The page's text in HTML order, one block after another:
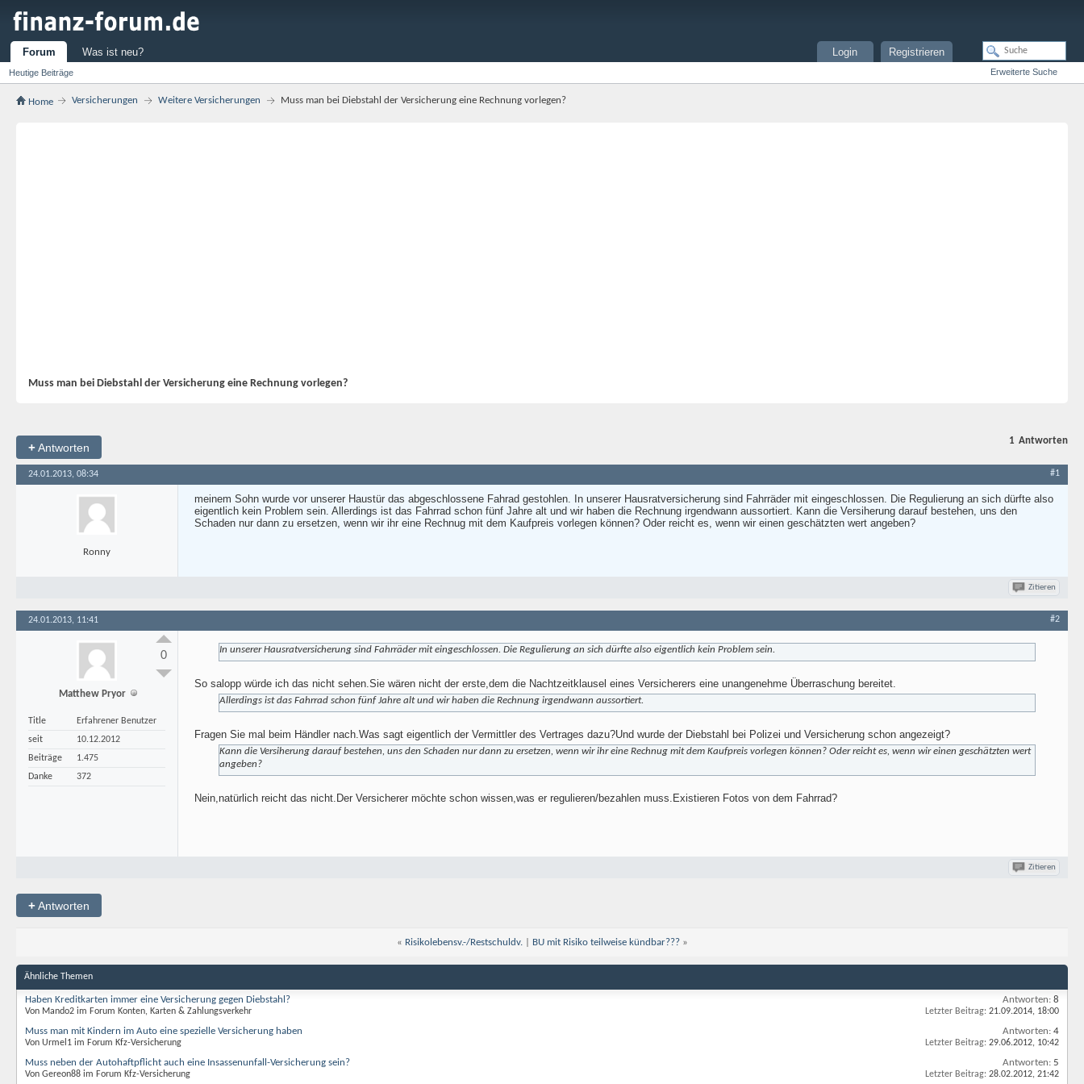
Forum
Heutige Beiträge
Was ist neu? Registrieren
Login
Erweiterte Suche
Home Versicherungen Weitere Versicherungen Muss man bei Diebstahl der Versicherung eine Rechnung vorlegen?
Muss man bei Diebstahl der Versicherung eine Rechnung vorlegen?
+Antworten
1 Antworten
24.01.2013, 08:34 #1
Ronny
meinem Sohn wurde vor unserer Haustür das abgeschlossene Fahrad gestohlen. In unserer Hausratversicherung sind Fahrräder mit eingeschlossen. Die Regulierung an sich dürfte also
eigentlich kein Problem sein. Allerdings ist das Fahrrad schon fünf Jahre alt und wir haben die Rechnung irgendwann aussortiert. Kann die Versiherung darauf bestehen, uns den
Schaden nur dann zu ersetzen, wenn wir ihr eine Rechnug mit dem Kaufpreis vorlegen können? Oder reicht es, wenn wir einen geschätzten wert angeben?
Zitieren
24.01.2013, 11:41 #2
Matthew Pryor
Title
Erfahrener Benutzer
seit
10.12.2012
Beiträge
1.475
Danke
372
0 In unserer Hausratversicherung sind Fahrräder mit eingeschlossen. Die Regulierung an sich dürfte also eigentlich kein Problem sein.
So salopp würde ich das nicht sehen.Sie wären nicht der erste,dem die Nachtzeitklausel eines Versicherers eine unangenehme Überraschung bereitet.
Allerdings ist das Fahrrad schon fünf Jahre alt und wir haben die Rechnung irgendwann aussortiert.
Fragen Sie mal beim Händler nach.Was sagt eigentlich der Vermittler des Vertrages dazu?Und wurde der Diebstahl bei Polizei und Versicherung schon angezeigt?
Kann die Versiherung darauf bestehen, uns den Schaden nur dann zu ersetzen, wenn wir ihr eine Rechnug mit dem Kaufpreis vorlegen können? Oder reicht es, wenn wir einen geschätzten wert
angeben?
Nein,natürlich reicht das nicht.Der Versicherer möchte schon wissen,was er regulieren/bezahlen muss.Existieren Fotos von dem Fahrrad?
Zitieren
+Antworten
« Risikolebensv.-/Restschuldv.| BU mit Risiko teilweise kündbar??? »
Ähnliche Themen
Haben Kreditkarten immer eine Versicherung gegen Diebstahl?
Von Mando2 im Forum Konten, Karten & Zahlungsverkehr
Antworten: 8
Letzter Beitrag: 21.09.2014, 18:00
Muss man mit Kindern im Auto eine spezielle Versicherung haben
Von Urmel1 im Forum Kfz-Versicherung
Antworten: 4
Letzter Beitrag: 29.06.2012, 10:42
Muss neben der Autohaftpflicht auch eine Insassenunfall-Versicherung sein?
Von Gereon88 im Forum Kfz-Versicherung
Antworten: 5
Letzter Beitrag: 28.02.2012, 21:42